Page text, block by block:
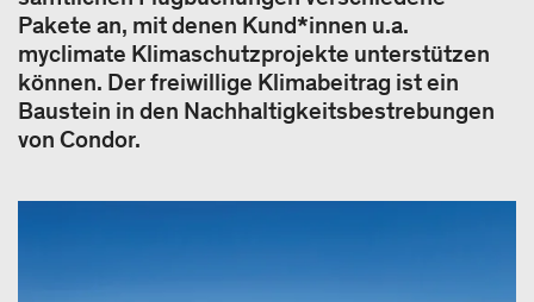
Pakete an, mit denen Kund*innen u.a.
myclimate Klimaschutzprojekte unterstützen
können. Der freiwillige Klimabeitrag ist ein
Baustein in den Nachhaltigkeitsbestrebungen
von Condor.